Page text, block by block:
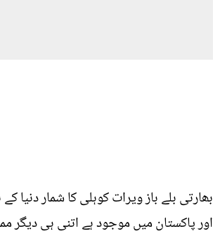
بھارتی بلے باز ویرات کوہلی کا شمار دنیا
اور پاکستان میں موجود ہے اتنی ہی دیگر